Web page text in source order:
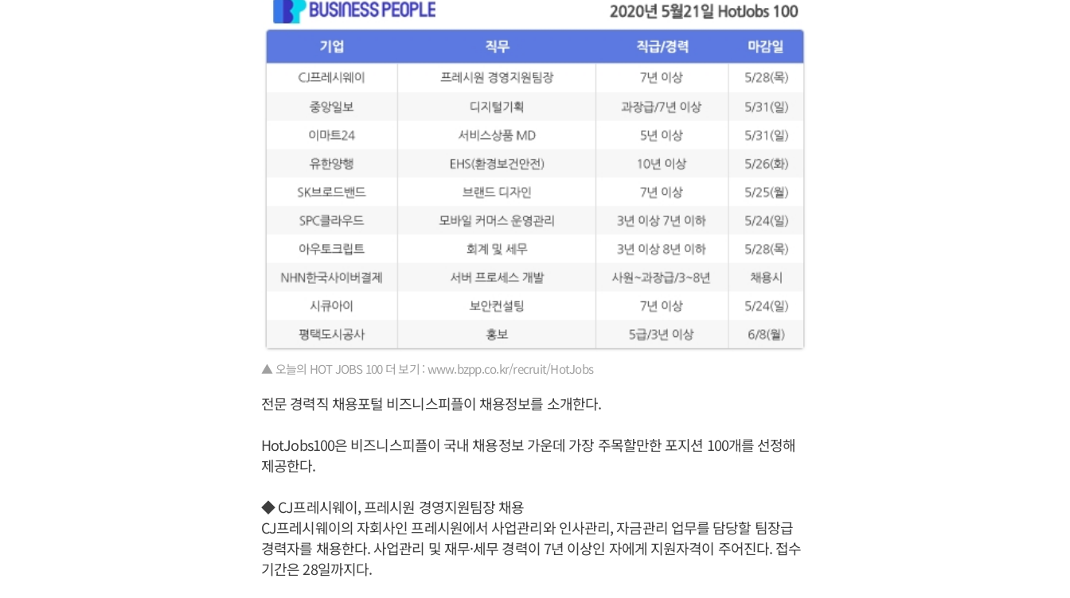
▲ 오늘의 HOT JOBS 100 더 보기 : www.bzpp.co.kr/recruit/HotJobs
전문 경력직 채용포털 비즈니스피플이 채용정보를 소개한다.
HotJobs100은 비즈니스피플이 국내 채용정보 가운데 가장 주목할만한 포지션 100개를 선정해
제공한다.
◆ CJ프레시웨이, 프레시원 경영지원팀장 채용
CJ프레시웨이의 자회사인 프레시원에서 사업관리와 인사관리, 자금관리 업무를 담당할 팀장급
경력자를 채용한다. 사업관리 및 재무·세무 경력이 7년 이상인 자에게 지원자격이 주어진다. 접수
기간은 28일까지다.